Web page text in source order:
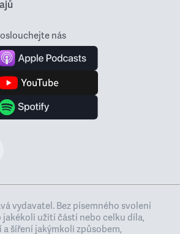
nás
vydavatel. Bez písemného svolení
jakékoli užití částí nebo celku díla,
šíření jakýmkoli způsobem,